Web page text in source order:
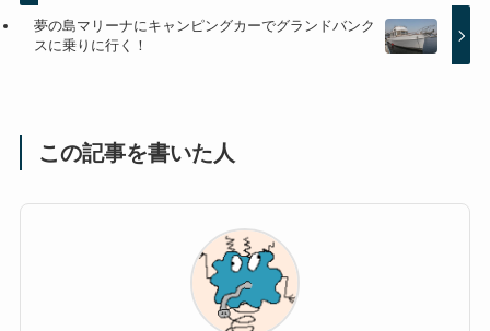
夢の島マリーナにキャンピングカーでグランドバンク
スに乗りに行く！
この記事を書いた人